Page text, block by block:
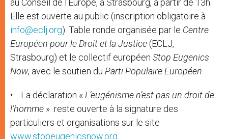
au Conseil de l’Europe, à Strasbourg, à partir de 13h.
Elle est ouverte au public (inscription obligatoire à
info@eclj.org). Table ronde organisée par le Centre
Européen pour le Droit et la Justice (ECLJ,
Strasbourg) et le collectif européen Stop Eugenics
Now, avec le soutien du Parti Populaire Européen
• La déclaration « L’eugénisme n’est pas un droit de
l’homme » reste ouverte à la signature des
particuliers et organisations sur le site
www.stopeugenicsnow.org